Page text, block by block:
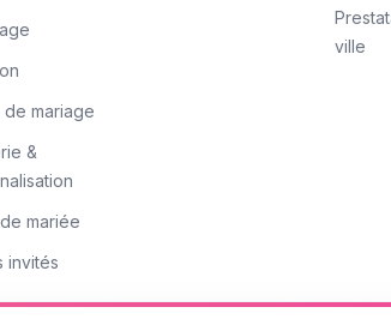
de mariage
&
mariée
invités
ville